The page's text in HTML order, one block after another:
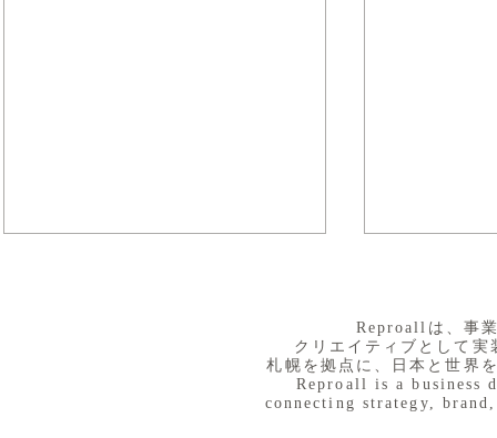
​Reproallは、事
クリエイティブとして
札幌を拠点に、日本と世界
Reproall is a business
connecting strategy,